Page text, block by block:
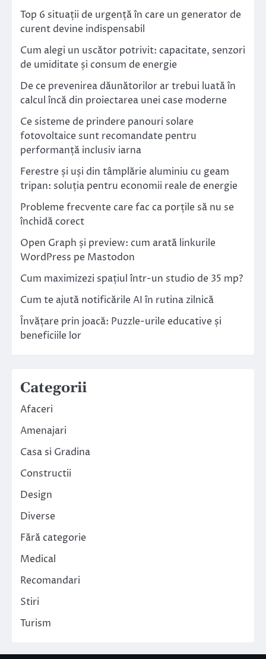
Top 6 situații de urgență în care un generator de
curent devine indispensabil
Cum alegi un uscător potrivit: capacitate, senzori
de umiditate și consum de energie
De ce prevenirea dăunătorilor ar trebui luată în
calcul încă din proiectarea unei case moderne
Ce sisteme de prindere panouri solare
fotovoltaice sunt recomandate pentru
performanță inclusiv iarna
Ferestre și uși din tâmplărie aluminiu cu geam
tripan: soluția pentru economii reale de energie
Probleme frecvente care fac ca porțile să nu se
închidă corect
Open Graph și preview: cum arată linkurile
WordPress pe Mastodon
Cum maximizezi spațiul într-un studio de 35 mp?
Cum te ajută notificările AI în rutina zilnică
Învățare prin joacă: Puzzle-urile educative și
beneficiile lor
Categorii
Afaceri
Amenajari
Casa si Gradina
Constructii
Design
Diverse
Fără categorie
Medical
Recomandari
Stiri
Turism